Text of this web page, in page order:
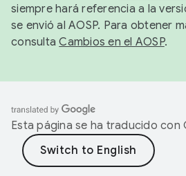
siempre hará referencia a la
se envió al AOSP. Para obtener
consultaCambios en el AOSP.
Esta página se ha traducido con